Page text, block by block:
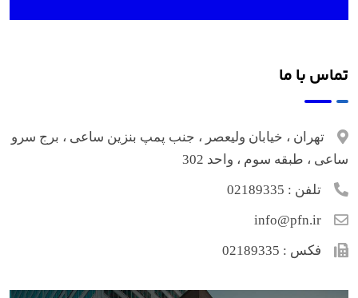
تماس با ما
تهران ، خیابان ولیعصر ، جنب پمپ بنزین ساعی ، برج سرو
ساعی ، طبقه سوم ، واحد 302
تلفن : 02189335
info@pfn.ir
فکس :